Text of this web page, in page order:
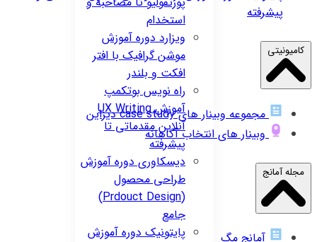
استخدام
ویزارددوره آموزش
موشن گرافیک با افتر
افکت و بلندر
راه نویسبوتکمپ
آموزش UX Writing
آنلاین مقدماتی تا
پیشرفته
دیسکاوریدوره آموزش
طراحی محصول
(Prdouct Design)
جامع
پایتونیکدوره آموزش
پیشرفته
کامیونیتی
مجموعه وبینار های case study دیزاین
وبینار های انتخاب آگاهانه
مجله آمانج
آمانج مگ